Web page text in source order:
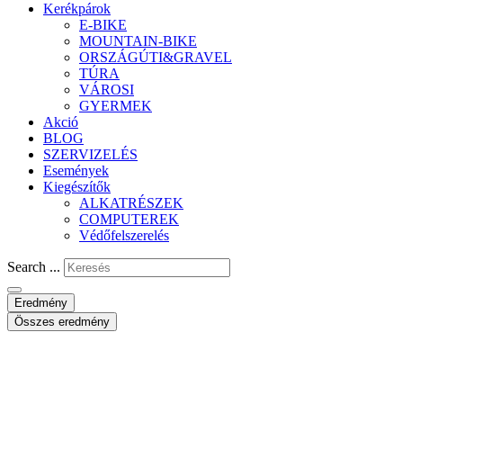
Kerékpárok
E-BIKE
MOUNTAIN-BIKE
ORSZÁGÚTI&GRAVEL
TÚRA
VÁROSI
GYERMEK
Akció
BLOG
SZERVIZELÉS
Események
Kiegészítők
ALKATRÉSZEK
COMPUTEREK
Védőfelszerelés
Search ...
Eredmény
Összes eredmény